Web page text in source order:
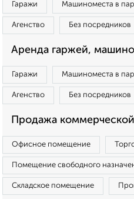
Гаражи Машиноместа в
Агенство Без посредников
Аренда гаржей,
Гаражи Машиноместа в
Агенство Без посредников
Продажа
Офисное помещение
Помещение свободного
Складское помещение